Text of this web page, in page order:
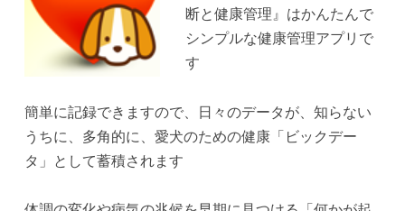
断と健康管理』はかんたんで
シンプルな健康管理アプリで
す
簡単に記録できますので、日々のデータが、知らない
うちに、多角的に、愛犬のための健康「ビックデー
タ」として蓄積されます